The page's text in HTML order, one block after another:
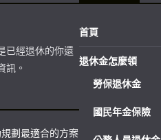
已經退休的你還
訊。
劃最適合的方案
首頁
退休金怎麼領
勞保退休金
國民年金保險